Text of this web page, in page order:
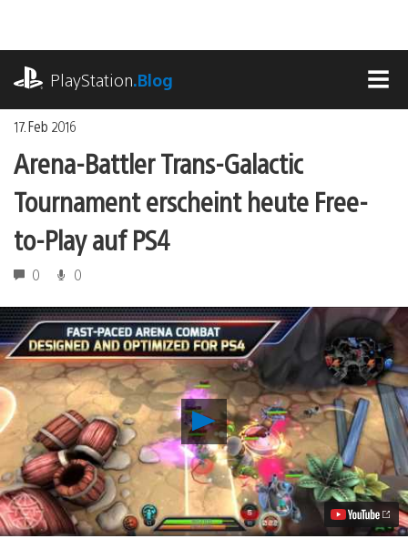
springen
PlayStation.Blog
17. Feb 2016
Arena-Battler Trans-Galactic
Tournament erscheint heute Free-
to-Play auf PS4
0 0
Arena-
Battler
Trans-
Galactic
Tournament
erscheint
heute
Free-